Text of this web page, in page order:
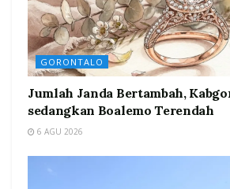
GORONTALO
Jumlah Janda Bertambah,
sedangkan Boalemo Terendah
6 AGU 2026